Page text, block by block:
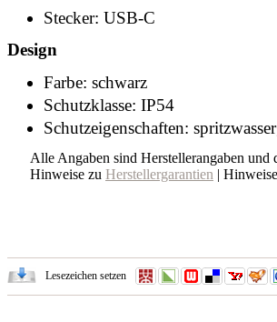
Stecker: USB-C
Design
Farbe: schwarz
Schutzklasse: IP54
Schutzeigenschaften:
Alle Angaben sind Herstellerangaben und
Hinweise zu Herstellergarantien |
Lesezeichen setzen